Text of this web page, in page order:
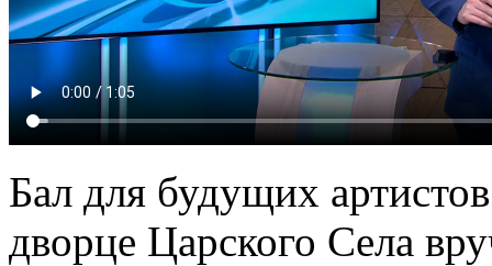
Бал для будущих
дворце Царского Села